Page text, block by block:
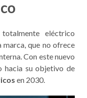
totalmente eléctrico
que no ofrece
Con este nuevo
hacia su objetivo de
en 2030.